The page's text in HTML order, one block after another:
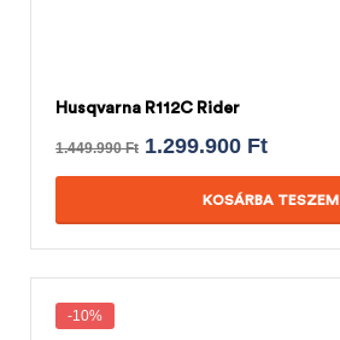
Husqvarna R112C Rider
1.449.990Ft 1.299.900 Ft
KOSÁRBA TESZEM
-10%